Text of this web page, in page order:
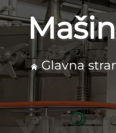
Glavna